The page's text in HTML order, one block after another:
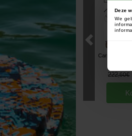
Deze
We
Carp Design
222,60€